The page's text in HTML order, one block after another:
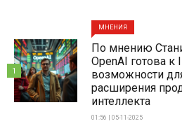
МНЕНИЯ
По мнению
OpenAI готова к
возможности
расширения
интеллекта
01:56 | 05-11-2025
1